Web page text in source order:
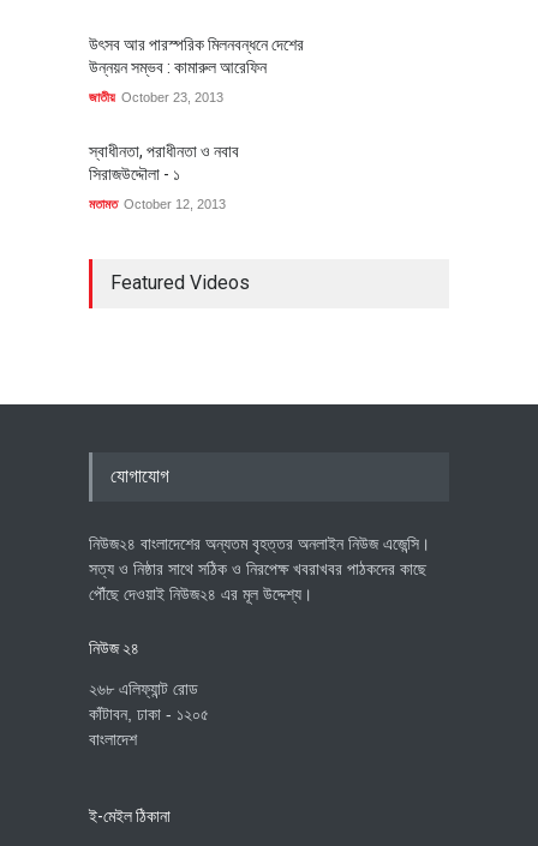
উৎসব আর পারস্পরিক মিলনবন্ধনে দেশের
উন্নয়ন সম্ভব : কামারুল আরেফিন
জাতীয় October 23, 2013
স্বাধীনতা, পরাধীনতা ও নবাব
সিরাজউদ্দৌলা - ১
মতামত October 12, 2013
Featured Videos
যোগাযোগ
নিউজ২৪ বাংলাদেশের অন্যতম বৃহত্তর অনলাইন নিউজ এজেন্সি।
সত্য ও নিষ্ঠার সাথে সঠিক ও নিরপেক্ষ খবরাখবর পাঠকদের কাছে
পৌঁছে দেওয়াই নিউজ২৪ এর মূল উদ্দেশ্য।
নিউজ ২৪
২৬৮ এলিফ্যান্ট রোড
কাঁটাবন, ঢাকা - ১২০৫
বাংলাদেশ
ই-মেইল ঠিকানা